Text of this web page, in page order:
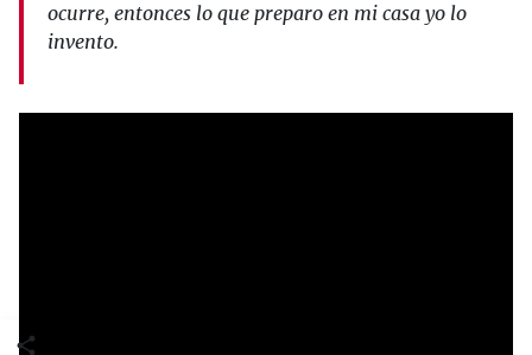
ocurre, entonces lo que preparo en mi casa yo lo
invento.